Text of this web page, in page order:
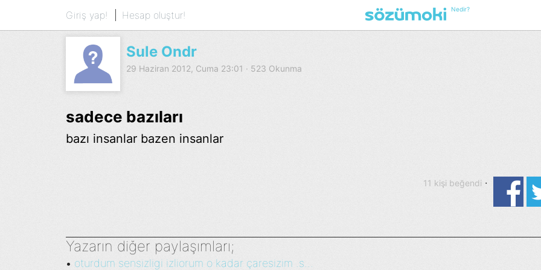
Giriş yap! Hesap oluştur! Nedir?
Sule Ondr
29 Haziran 2012, Cuma 23:01 · 523 Okunma
sadece bazıları
bazı insanlar bazen insanlar
11 kişi beğendi ·
Yazarın diğer paylaşımları;
• oturdum sensizligi izliorum o kadar çaresizim .s...